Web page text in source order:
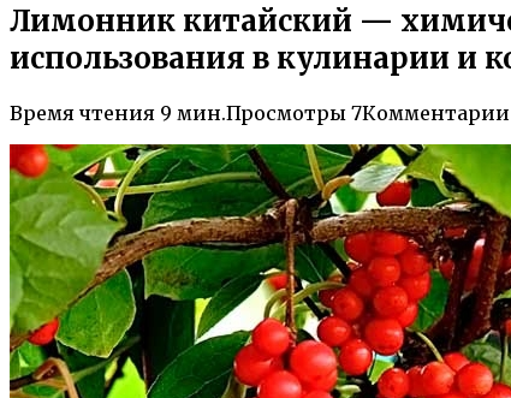
Лимонник китайский —
использования в кулинарии и
Время чтения 9 мин.Просмотры 7Комментарии